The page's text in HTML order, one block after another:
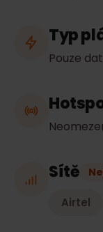
Typ
Pouze
Sítě
Airtel